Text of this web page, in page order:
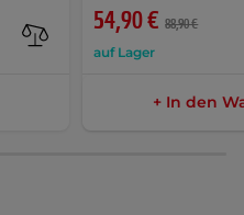
54,90 € 88,90 €
auf Lager
+ In den